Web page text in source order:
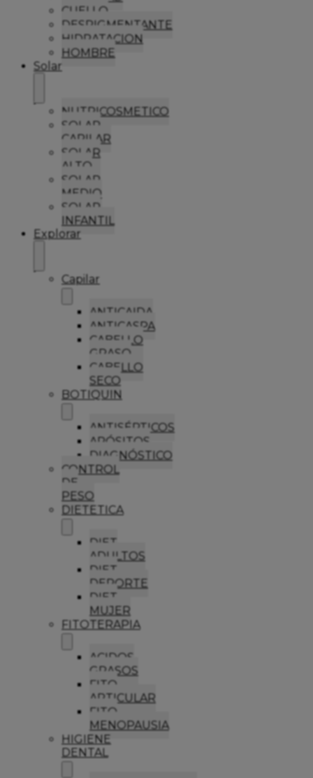
CUELLO
DESPIGMENTANTE
HIDRATACION
HOMBRE
Solar
NUTRICOSMETICO
SOLAR
CAPILAR
SOLAR
ALTO
SOLAR
MEDIO
SOLAR
INFANTIL
Explorar
Capilar
ANTICAIDA
ANTICASPA
CABELLO
GRASO
CABELLO
SECO
BOTIQUIN
ANTISÉPTICOS
APÓSITOS
DIAGNÓSTICO
CONTROL
DE
PESO
DIETETICA
DIET
ADULTOS
DIET
DEPORTE
DIET
MUJER
FITOTERAPIA
ACIDOS
GRASOS
FITO
ARTICULAR
FITO
MENOPAUSIA
HIGIENE
DENTAL